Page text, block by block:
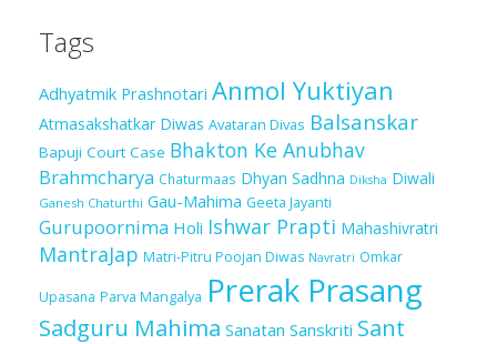
Tags
Adhyatmik Prashnotari Anmol Yuktiyan
Atmasakshatkar Diwas Avataran Divas Balsanskar
Bapuji Court Case Bhakton Ke Anubhav
Brahmcharya Chaturmaas Dhyan Sadhna Diksha Diwali
Ganesh Chaturthi Gau-Mahima Geeta Jayanti
Gurupoornima Holi Ishwar Prapti Mahashivratri
MantraJap Matri-Pitru Poojan Diwas Navratri Omkar
Upasana Parva Mangalya Prerak Prasang
Sadguru Mahima Sanatan Sanskriti Sant